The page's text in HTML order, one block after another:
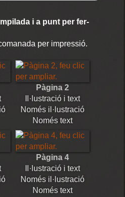
i a punt per fer-
per impressió.
Pàgina 2
Il·lustració i text
Només il·lustració
Només text
Pàgina 4
Il·lustració i text
Només il·lustració
Només text